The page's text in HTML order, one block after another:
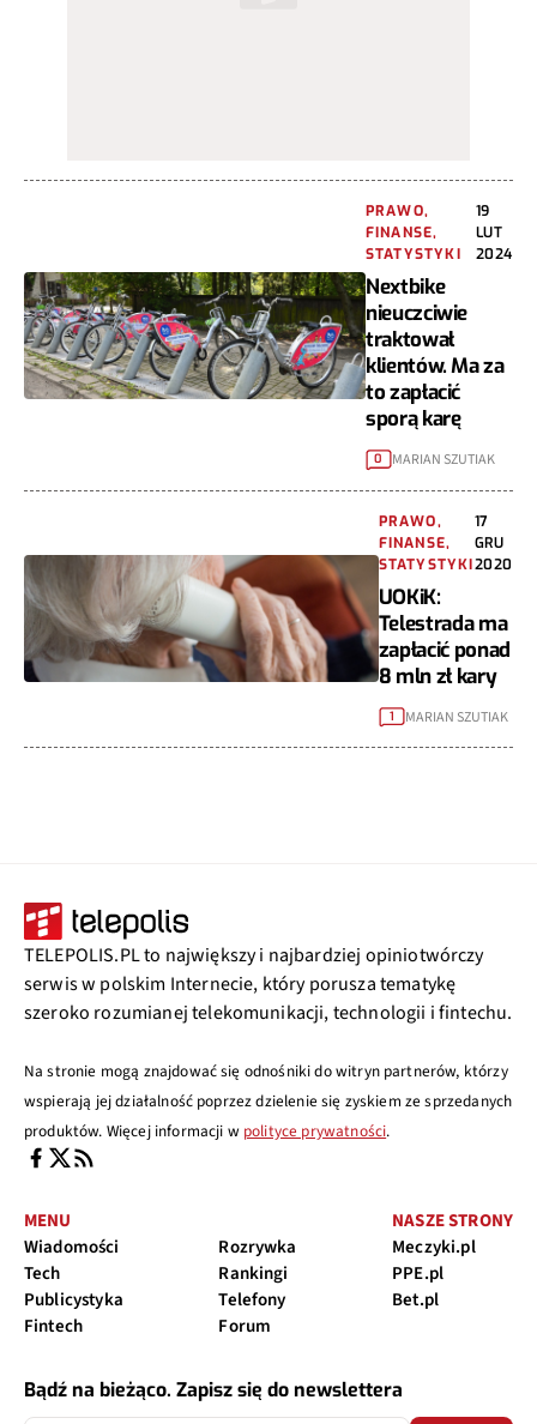
PRAWO,
FINANSE,
STATYSTYKI
19
LUT
2024
Nextbike
nieuczciwie
traktował
klientów. Ma za
to zapłacić
sporą karę
0 MARIAN SZUTIAK
PRAWO,
FINANSE,
STATYSTYKI
17
GRU
2020
UOKiK:
Telestrada ma
zapłacić ponad
8 mln zł kary
1 MARIAN SZUTIAK
TELEPOLIS.PL to największy i najbardziej opiniotwórczy
serwis w polskim Internecie, który porusza tematykę
szeroko rozumianej telekomunikacji, technologii i fintechu.
Na stronie mogą znajdować się odnośniki do witryn partnerów, którzy
wspierają jej działalność poprzez dzielenie się zyskiem ze sprzedanych
produktów. Więcej informacji w polityce prywatności.
MENU
Wiadomości
Tech
Publicystyka
Fintech
Rozrywka
Rankingi
Telefony
Forum
NASZE STRONY
Meczyki.pl
PPE.pl
Bet.pl
Bądź na bieżąco. Zapisz się do newslettera